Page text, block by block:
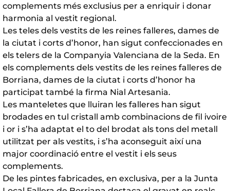
complements més exclusius per a enriquir i donar
harmonia al vestit regional.
Les teles dels vestits de les reines falleres, dames de
la ciutat i corts d’honor, han sigut confeccionades en
els telers de la Companyia Valenciana de la Seda. En
els complements dels vestits de les reines falleres de
Borriana, dames de la ciutat i corts d’honor ha
participat també la firma Nial Artesania.
Les manteletes que lluiran les falleres han sigut
brodades en tul cristall amb combinacions de fil ivoire
i or i s’ha adaptat el to del brodat als tons del metall
utilitzat per als vestits, i s’ha aconseguit així una
major coordinació entre el vestit i els seus
complements.
De les pintes fabricades, en exclusiva, per a la Junta